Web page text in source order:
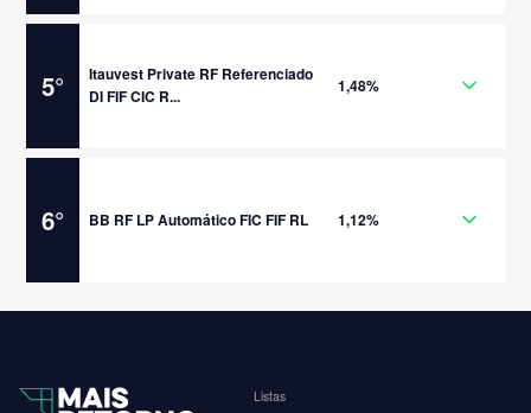
5°
Itauvest Private RF Referenciado
DI FIF CIC R...
1,48%
6° BB RF LP Automático FIC FIF RL 1,12%
Listas